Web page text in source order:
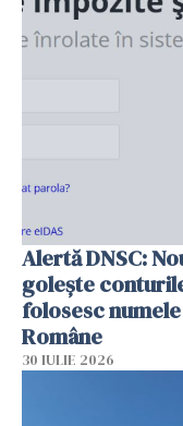
Alertă DNSC:
golește
folosesc
Române
30 IULIE 2026